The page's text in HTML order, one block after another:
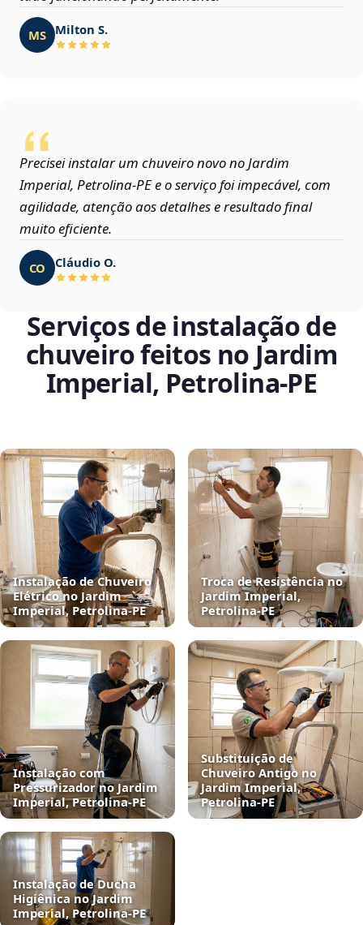
MS Milton S.
Precisei instalar um chuveiro novo no Jardim
Imperial, Petrolina‑PE e o serviço foi impecável, com
agilidade, atenção aos detalhes e resultado final
muito eficiente.
CO Cláudio O.
Serviços de instalação de
chuveiro feitos no Jardim
Imperial, Petrolina‑PE
Instalação de Chuveiro
Elétrico no Jardim
Imperial, Petrolina‑PE
Troca de Resistência no
Jardim Imperial,
Petrolina‑PE
Instalação com
Pressurizador no Jardim
Imperial, Petrolina‑PE
Substituição de
Chuveiro Antigo no
Jardim Imperial,
Petrolina‑PE
Instalação de Ducha
Higiênica no Jardim
Imperial, Petrolina‑PE